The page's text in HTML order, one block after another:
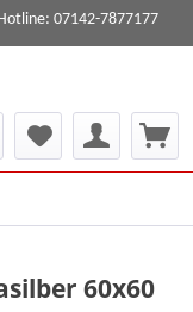
07142-7877177
60x60